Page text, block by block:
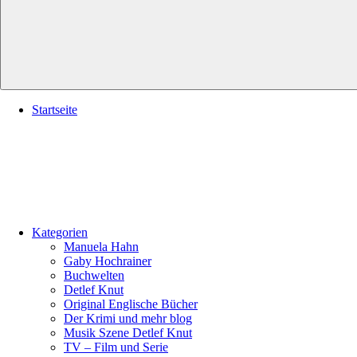
Startseite
Kategorien
Manuela Hahn
Gaby Hochrainer
Buchwelten
Detlef Knut
Original Englische Bücher
Der Krimi und mehr blog
Musik Szene Detlef Knut
TV – Film und Serie